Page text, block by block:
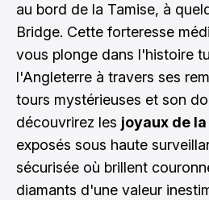
au bord de la Tamise, à
Bridge. Cette forteresse
vous plonge dans l'histoire
l'Angleterre à travers ses
tours mystérieuses et son
découvrirez les joyaux de
exposés sous haute
sécurisée où brillent
diamants d'une valeur